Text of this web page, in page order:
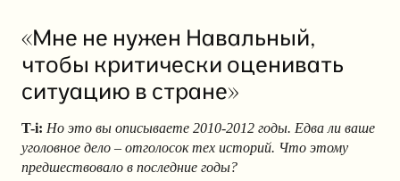
«Мне не нужен Навальный,
чтобы критически оценивать
ситуацию в стране»
T-i: Но это вы описываете 2010-2012 годы. Едва ли ваше
уголовное дело – отголосок тех историй. Что этому
предшествовало в последние годы?